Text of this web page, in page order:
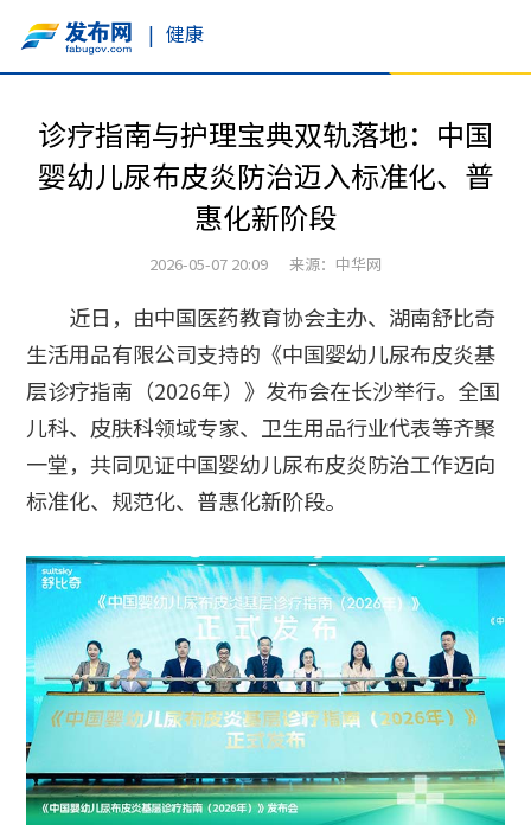
| 健康
诊疗指南与护理宝典双轨落地：中国
婴幼儿尿布皮炎防治迈入标准化、普
惠化新阶段
2026-05-07 20:09 来源：中华网
近日，由中国医药教育协会主办、湖南舒比奇
生活用品有限公司支持的《中国婴幼儿尿布皮炎基
层诊疗指南（2026年）》发布会在长沙举行。全国
儿科、皮肤科领域专家、卫生用品行业代表等齐聚
一堂，共同见证中国婴幼儿尿布皮炎防治工作迈向
标准化、规范化、普惠化新阶段。